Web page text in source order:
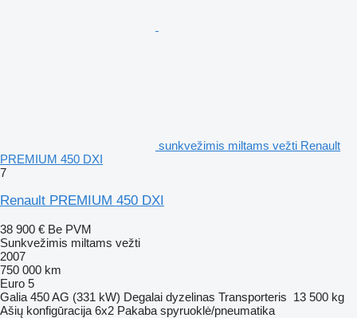
sunkvežimis miltams vežti Renault
PREMIUM 450 DXI
7
Renault PREMIUM 450 DXI
38 900 € Be PVM
Sunkvežimis miltams vežti
2007
750 000 km
Euro 5
Galia 450 AG (331 kW) Degalai dyzelinas Transporteris 13 500 kg
Ašių konfigūracija 6x2 Pakaba spyruoklė/pneumatika